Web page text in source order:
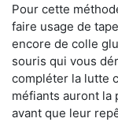
Pour cette
faire usage de
encore de colle
souris qui vous
compléter la lutte
méfiants auront la
avant que leur